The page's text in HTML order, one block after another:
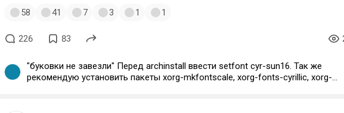
58 41 7 3 1 1
226 83
"буковки не завезли" Перед archinstall ввести setfont cyr-sun16. Так же
рекомендую установить пакеты xorg-mkfontscale, xorg-fonts-cyrillic, xorg-